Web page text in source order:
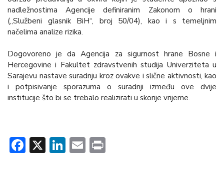
nadležnostima Agencije definiranim Zakonom o hrani
(„Službeni glasnik BiH“, broj 50/04), kao i s temeljnim
načelima analize rizika.
Dogovoreno je da Agencija za sigurnost hrane Bosne i
Hercegovine i Fakultet zdravstvenih studija Univerziteta u
Sarajevu nastave suradnju kroz ovakve i slične aktivnosti, kao
i potpisivanje sporazuma o suradnji između ove dvije
institucije što bi se trebalo realizirati u skorije vrijeme.
Facebook
X LinkedIn
Email